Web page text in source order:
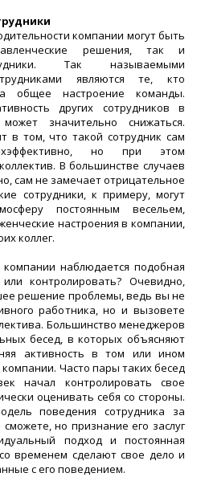
компании могут быть
решения, так и
Так называемыми
являются те, кто
общее настроение команды.
других сотрудников в
значительно снижаться.
в том, что такой сотрудник сам
но при этом
В большинстве случаев
сам не замечает отрицательное
сотрудники, к примеру, могут
постоянным весельем,
настроения в компании,
коллег.
наблюдается подобная
контролировать? Очевидно,
решение проблемы, ведь вы не
работника, но и вызовете
Большинство менеджеров
бесед, в которых объясняют
активность в том или ином
Часто пары таких бесед
начал контролировать свое
оценивать себя со стороны.
поведения сотрудника за
но признание его заслуг
подход и постоянная
временем сделают свое дело и
с его поведением.